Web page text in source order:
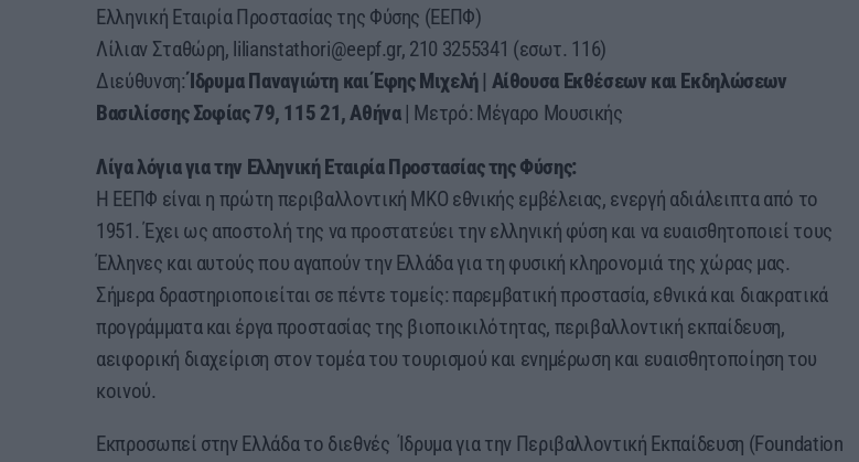
Ελληνική Εταιρία Προστασίας της Φύσης (ΕΕΠΦ)
Λίλιαν Σταθώρη, lilianstathori@eepf.gr, 210 3255341 (εσωτ. 116)
Διεύθυνση:Ίδρυμα Παναγιώτη και Έφης Μιχελή | Αίθουσα Εκθέσεων και Εκδηλώσεων
Βασιλίσσης Σοφίας 79, 115 21, Αθήνα| Μετρό: Μέγαρο Μουσικής
Λίγα λόγια για την Ελληνική Εταιρία Προστασίας της Φύσης:
Η ΕΕΠΦ είναι η πρώτη περιβαλλοντική ΜKO εθνικής εμβέλειας, ενεργή αδιάλειπτα από το
1951. Έχει ως αποστολή της να προστατεύει την ελληνική φύση και να ευαισθητοποιεί τους
Έλληνες και αυτούς που αγαπούν την Ελλάδα για τη φυσική κληρονομιά της χώρας μας.
Σήμερα δραστηριοποιείται σε πέντε τομείς: παρεμβατική προστασία, εθνικά και διακρατικά
προγράμματα και έργα προστασίας της βιοποικιλότητας, περιβαλλοντική εκπαίδευση,
αειφορική διαχείριση στον τομέα του τουρισμού και ενημέρωση και ευαισθητοποίηση του
κοινού.
Εκπροσωπεί στην Ελλάδα το διεθνές Ίδρυμα για την Περιβαλλοντική Εκπαίδευση (Foundation